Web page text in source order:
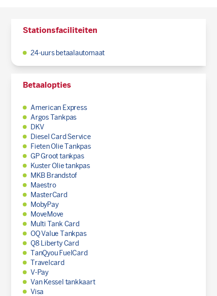
Stationsfaciliteiten
24-uurs betaalautomaat
Betaalopties
American Express
Argos Tankpas
DKV
Diesel Card Service
Fieten Olie Tankpas
GP Groot tankpas
Kuster Olie tankpas
MKB Brandstof
Maestro
MasterCard
MobyPay
MoveMove
Multi Tank Card
OQ Value Tankpas
Q8 Liberty Card
TanQyou FuelCard
Travelcard
V-Pay
Van Kessel tankkaart
Visa